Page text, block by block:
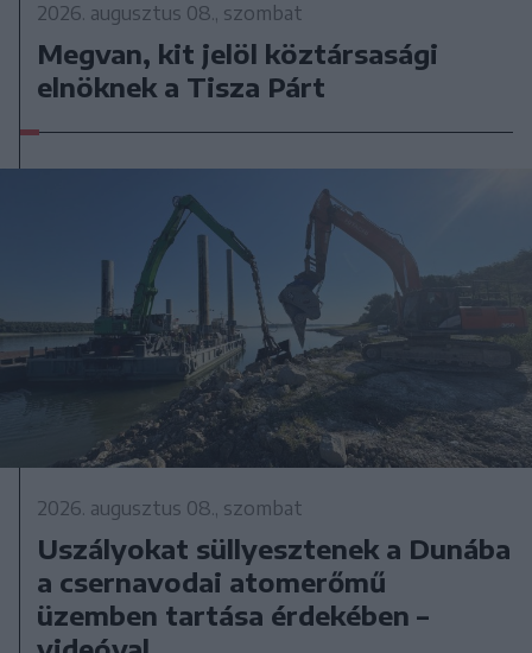
2026. augusztus 08., szombat
Megvan, kit jelöl köztársasági
elnöknek a Tisza Párt
2026. augusztus 08., szombat
Uszályokat süllyesztenek a Dunába
a csernavodai atomerőmű
üzemben tartása érdekében –